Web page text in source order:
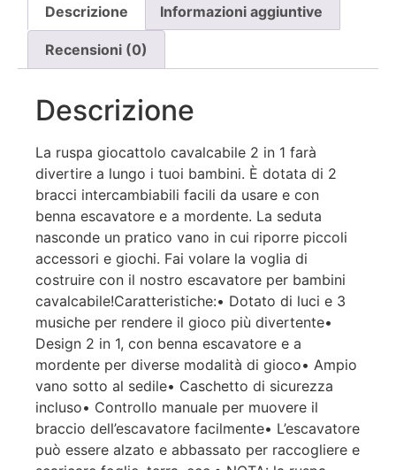
Descrizione Informazioni aggiuntive
Recensioni (0)
Descrizione
La ruspa giocattolo cavalcabile 2 in 1 farà
divertire a lungo i tuoi bambini. È dotata di 2
bracci intercambiabili facili da usare e con
benna escavatore e a mordente. La seduta
nasconde un pratico vano in cui riporre piccoli
accessori e giochi. Fai volare la voglia di
costruire con il nostro escavatore per bambini
cavalcabile!Caratteristiche:• Dotato di luci e 3
musiche per rendere il gioco più divertente•
Design 2 in 1, con benna escavatore e a
mordente per diverse modalità di gioco• Ampio
vano sotto al sedile• Caschetto di sicurezza
incluso• Controllo manuale per muovere il
braccio dell’escavatore facilmente• L’escavatore
può essere alzato e abbassato per raccogliere e